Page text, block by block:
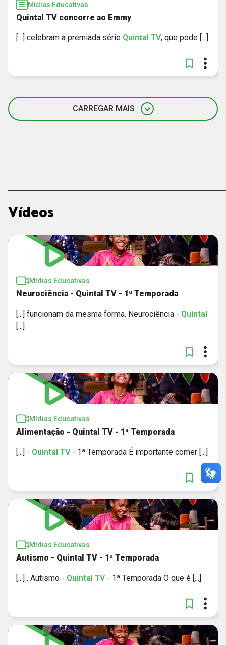
Mídias Educativas
Quintal TV concorre ao Emmy
[...] celebram a premiada série Quintal TV, que pode [...]
CARREGAR MAIS
Vídeos
Mídias Educativas
Neurociência - Quintal TV - 1ª Temporada
[...] funcionam da mesma forma. Neurociência - Quintal
[...]
Mídias Educativas
Alimentação - Quintal TV - 1ª Temporada
[...] - Quintal TV- 1ª Temporada É importante comer [...]
Mídias Educativas
Autismo - Quintal TV - 1ª Temporada
[...] . Autismo - Quintal TV- 1ª Temporada O que é [...]